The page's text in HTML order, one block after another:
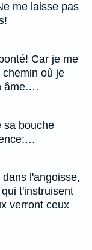
me laisse pas
Car je me
où je
âme.…
sa bouche
l'angoisse,
t'instruisent
verront ceux